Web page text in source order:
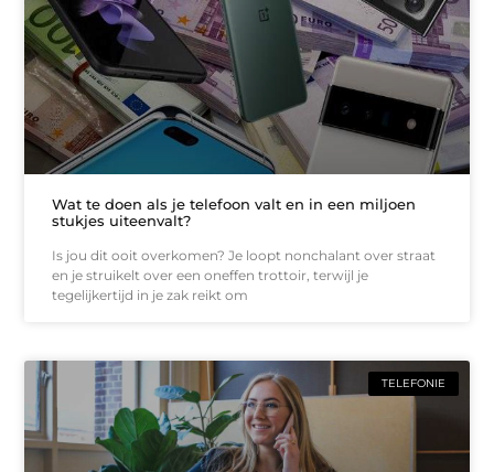
Wat te doen als je telefoon valt en in een miljoen
stukjes uiteenvalt?
Is jou dit ooit overkomen? Je loopt nonchalant over straat
en je struikelt over een oneffen trottoir, terwijl je
tegelijkertijd in je zak reikt om
TELEFONIE